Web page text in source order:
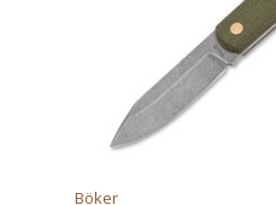
Böker